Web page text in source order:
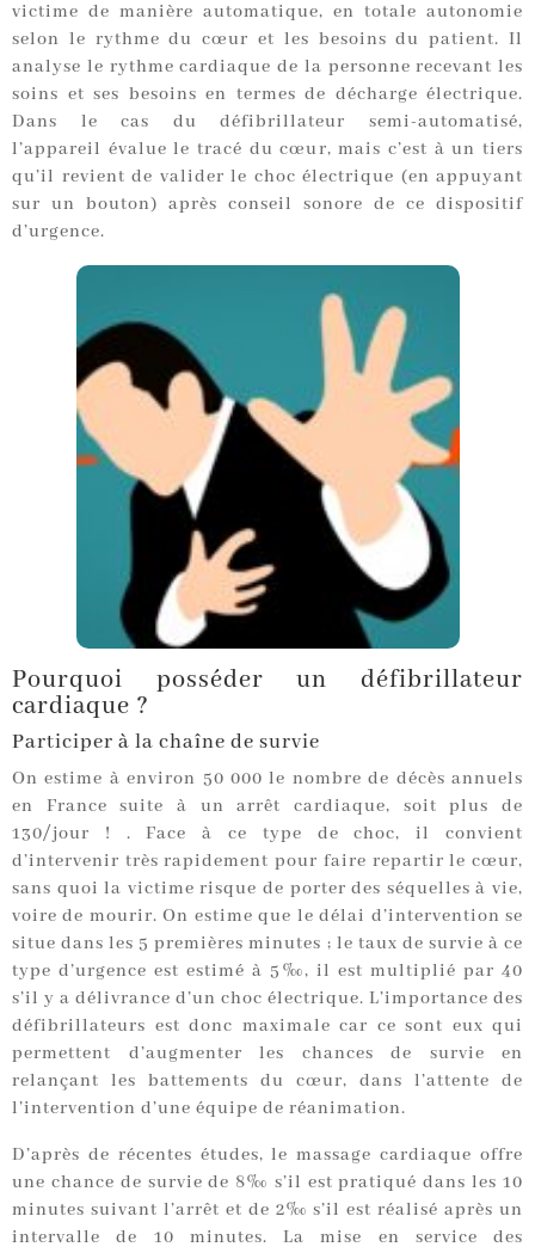
victime de manière automatique, en totale autonomie
selon le rythme du cœur et les besoins du patient. Il
analyse le rythme cardiaque de la personne recevant les
soins et ses besoins en termes de décharge électrique.
Dans le cas du défibrillateur semi-automatisé,
l’appareil évalue le tracé du cœur, mais c’est à un tiers
qu’il revient de valider le choc électrique (en appuyant
sur un bouton) après conseil sonore de ce dispositif
d’urgence.
Pourquoi posséder un défibrillateur
cardiaque ?
Participer à la chaîne de survie
On estime à environ 50 000 le nombre de décès annuels
en France suite à un arrêt cardiaque, soit plus de
130/jour ! . Face à ce type de choc, il convient
d’intervenir très rapidement pour faire repartir le cœur,
sans quoi la victime risque de porter des séquelles à vie,
voire de mourir. On estime que le délai d’intervention se
situe dans les 5 premières minutes ; le taux de survie à ce
type d’urgence est estimé à 5‰, il est multiplié par 40
s’il y a délivrance d’un choc électrique. L’importance des
défibrillateurs est donc maximale car ce sont eux qui
permettent d’augmenter les chances de survie en
relançant les battements du cœur, dans l’attente de
l’intervention d’une équipe de réanimation.
D’après de récentes études, le massage cardiaque offre
une chance de survie de 8‰ s’il est pratiqué dans les 10
minutes suivant l’arrêt et de 2‰ s’il est réalisé après un
intervalle de 10 minutes. La mise en service des